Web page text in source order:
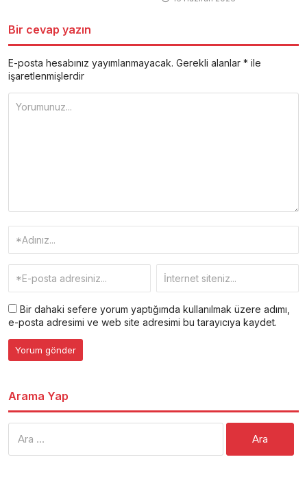
Bir cevap yazın
E-posta hesabınız yayımlanmayacak. Gerekli alanlar * ile
işaretlenmişlerdir
Bir dahaki sefere yorum yaptığımda kullanılmak üzere adımı,
e-posta adresimi ve web site adresimi bu tarayıcıya kaydet.
Arama Yap